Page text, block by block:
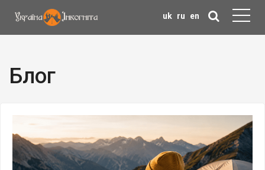
uk ru en
Блог